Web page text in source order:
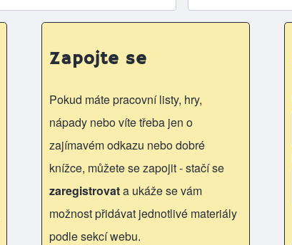
Zapojte se
Pokud máte pracovní listy, hry,
nápady nebo víte třeba jen o
zajímavém odkazu nebo dobré
knížce, můžete se zapojit - stačí se
zaregistrovata ukáže se vám
možnost přidávat jednotlivé materiály
podle sekcí webu.